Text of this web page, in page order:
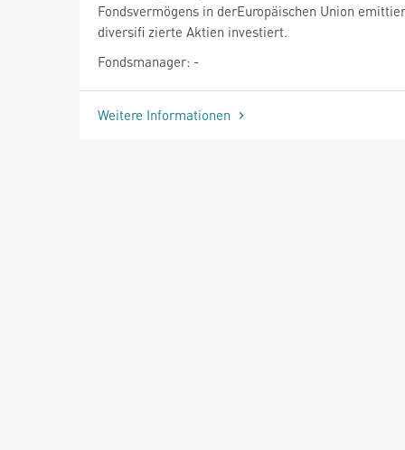
Fondsvermögens in derEuropäischen Union
diversifi zierte Aktien investiert.
Fondsmanager: -
Weitere Informationen